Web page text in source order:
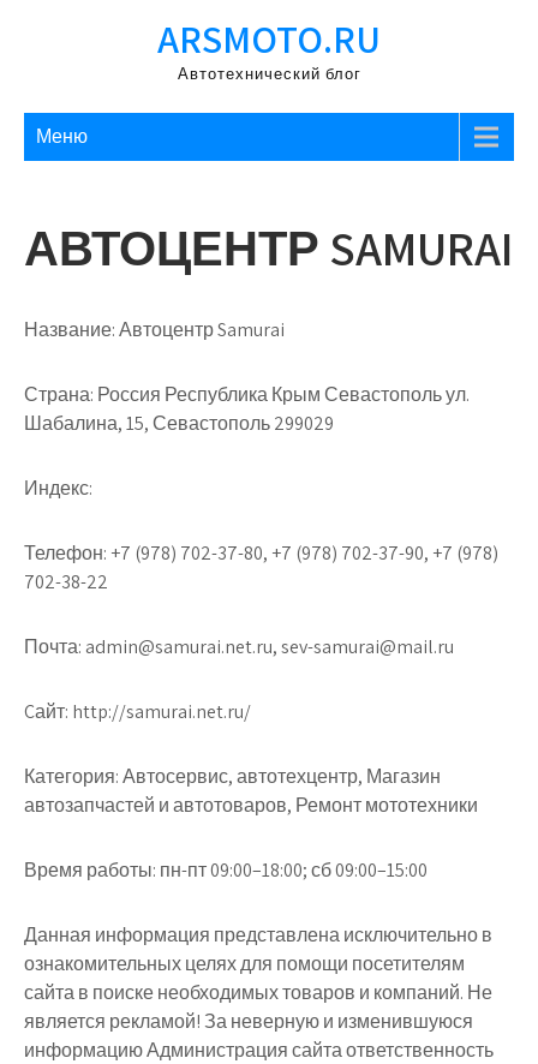
ARSMOTO.RU
Автотехнический блог
Меню
АВТОЦЕНТР SAMURAI
Название:Автоцентр Samurai
Страна: Россия Республика Крым Севастополь ул.
Шабалина, 15, Севастополь 299029
Индекс:
Телефон: +7 (978) 702-37-80, +7 (978) 702-37-90, +7 (978)
702-38-22
Почта: admin@samurai.net.ru, sev-samurai@mail.ru
Cайт: http://samurai.net.ru/
Категория:Автосервис, автотехцентр, Магазин
автозапчастей и автотоваров, Ремонт мототехники
Время работы: пн-пт 09:00–18:00; сб 09:00–15:00
Данная информация представлена исключительно в
ознакомительных целях для помощи посетителям
сайта в поиске необходимых товаров и компаний. Не
является рекламой! За неверную и изменившуюся
информацию Администрация сайта ответственность